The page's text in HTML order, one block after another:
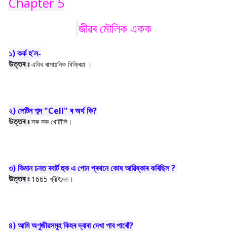
জীৱৰ মৌলিক একক
১) কৰ্ক হ'ল-
উত্তৰ ঃ এবিধ ৰাসায়নিক বিক্ৰিয়া ।
২) লেটিন শব্দ "Cell" ৰ অৰ্থ কি?
উত্তৰ ঃ সৰু সৰু খোটাঁলি।
৩) কিমান চনত ৰবাৰ্ট হুক এ পোন প্ৰথনে কোষ আৱিষ্কাৰ কৰিছিল ?
উত্তৰ ঃ 1665 খ্ৰীষ্টাব্দত।
৪) আমি অণুজীৱসমূহ কিহৰ দ্বাৰা দেখা পাব পাৰোঁ?